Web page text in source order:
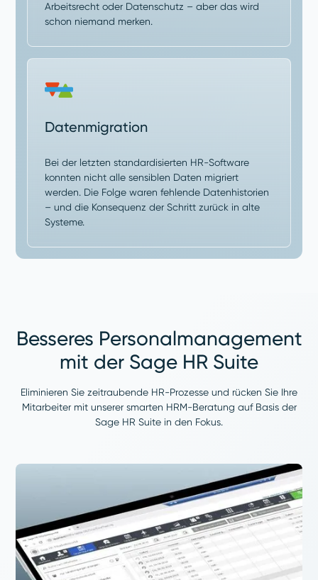
Arbeitsrecht oder Datenschutz – aber das wird
schon niemand merken.
Datenmigration
Bei der letzten standardisierten HR-Software
konnten nicht alle sensiblen Daten migriert
werden. Die Folge waren fehlende Datenhistorien
– und die Konsequenz der Schritt zurück in alte
Systeme.
Besseres Personalmanagement
mit der Sage HR Suite
Eliminieren Sie zeitraubende HR-Prozesse und rücken Sie Ihre
Mitarbeiter mit unserer smarten HRM-Beratung auf Basis der
Sage HR Suite in den Fokus.